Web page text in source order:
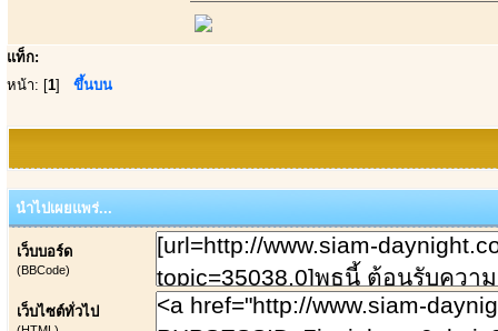
แท็ก:
หน้า: [1] ขึ้นบน
นำไปเผยแพร่...
เว็บบอร์ด
(BBCode)
เว็บไซต์ทั่วไป